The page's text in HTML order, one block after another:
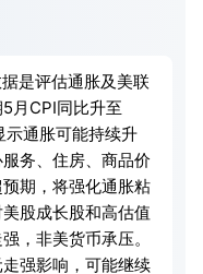
是评估通胀及美联
月CPI同比升至
示通胀可能持续升
务、住房、商品价
期，将强化通胀粘
股成长股和高估值
，非美货币承压。
强影响，可能继续